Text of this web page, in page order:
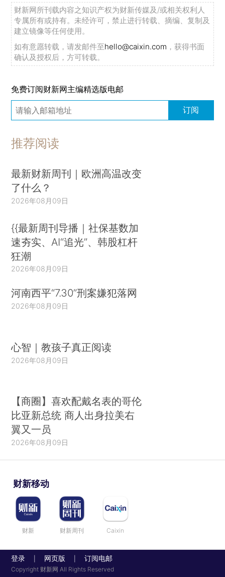
财新网所刊载内容之知识产权为财新传媒及/或相关权利人
专属所有或持有。未经许可，禁止进行转载、摘编、复制及
建立镜像等任何使用。
如有意愿转载，请发邮件至hello@caixin.com ，获得书面
确认及授权后，方可转载。
免费订阅财新网主编精选版电邮
订阅
推荐阅读
最新财新周刊｜欧洲高温改变
了什么？
2026年08月09日
{{最新周刊导播｜社保基数加
速夯实、AI“追光”、韩股杠杆
狂潮
2026年08月09日
河南西平“7.30”刑案嫌犯落网
2026年08月09日
心智｜教孩子真正阅读
2026年08月09日
【商圈】喜欢配戴名表的哥伦
比亚新总统 商人出身拉美右
翼又一员
2026年08月09日
财新移动
财新 财新周刊 Caixin
登录 网页版 订阅电邮
Copyright 财新网 All Rights Reserved